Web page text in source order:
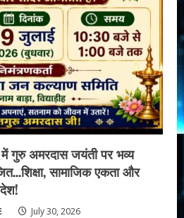
में गुरु अमरदास जयंती पर भव्य
सामाजिक एकता और
July 30, 2026